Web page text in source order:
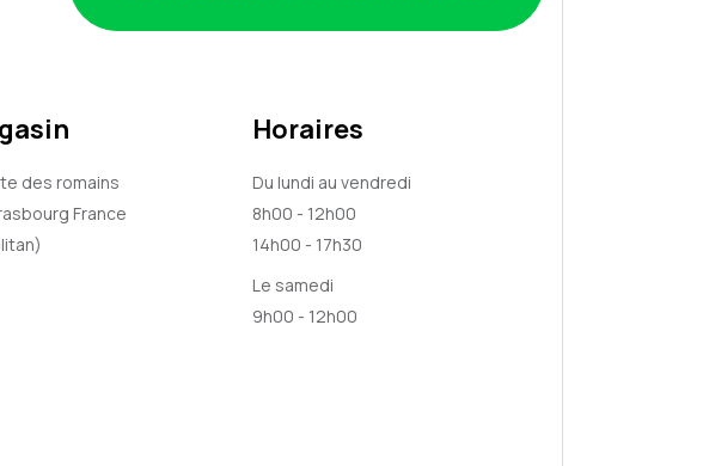
des romains
France
Horaires
Du lundi au vendredi
8h00 - 12h00
14h00 - 17h30
Le samedi
9h00 - 12h00